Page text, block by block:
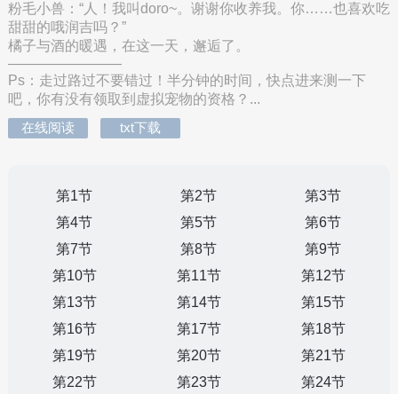
粉毛小兽：“人！我叫doro~。谢谢你收养我。你……也喜欢吃
甜甜的哦润吉吗？”
橘子与酒的暖遇，在这一天，邂逅了。
————————
Ps：走过路过不要错过！半分钟的时间，快点进来测一下
吧，你有没有领取到虚拟宠物的资格？...
在线阅读
txt下载
第1节 第2节
第3节
第4节
第5节
第6节
第7节
第8节
第9节
第10节
第11节
第12节
第13节
第14节
第15节
第16节
第17节
第18节
第19节
第20节
第21节
第22节
第23节
第24节